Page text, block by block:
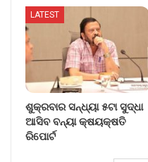
LATEST
ଶୁକ୍ରବାର ସନ୍ଧ୍ୟା ୫ଟା ସୁଦ୍ଧା
ଆସିବ ବନ୍ୟା କ୍ଷୟକ୍ଷତି
ରିପୋର୍ଟ